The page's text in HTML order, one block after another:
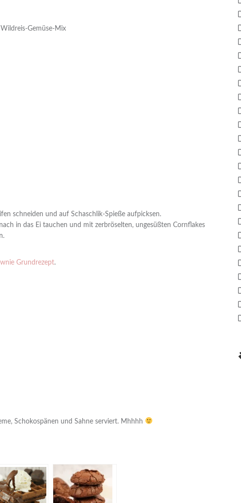
Gemüse-Mix
schneiden und auf Schaschlik-Spieße aufpicksen.
in das Ei tauchen und mit zerbröselten, ungesüßten Cornflakes
Grundrezept.
Schokospänen und Sahne serviert. Mhhhh